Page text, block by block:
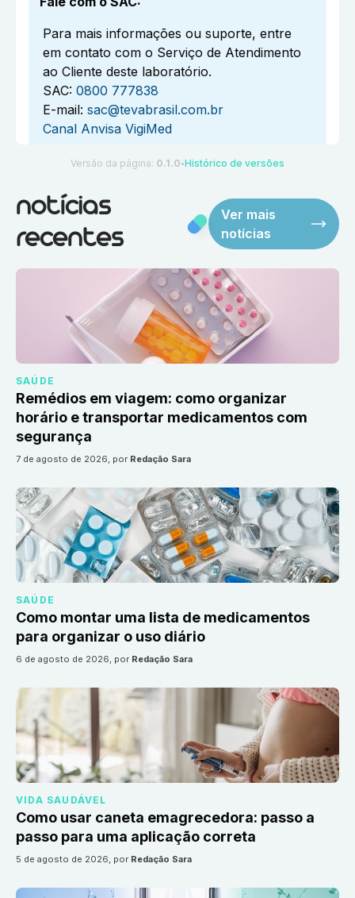
Para mais informações ou suporte, entre
em contato com o Serviço de Atendimento
ao Cliente deste laboratório.
SAC: 0800 777838
E-mail: sac@tevabrasil.com.br
Canal Anvisa VigiMed
Versão da página: 0.1.0 ●Histórico de versões
notícias
recentes
Ver mais
notícias
SAÚDE
Remédios em viagem: como organizar
horário e transportar medicamentos com
segurança
7 de agosto de 2026, por Redação Sara
SAÚDE
Como montar uma lista de medicamentos
para organizar o uso diário
6 de agosto de 2026, por Redação Sara
VIDA SAUDÁVEL
Como usar caneta emagrecedora: passo a
passo para uma aplicação correta
5 de agosto de 2026, por Redação Sara